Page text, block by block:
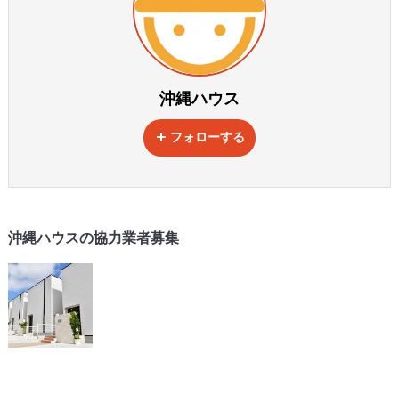
沖縄ハウス
フォローする
沖縄ハウスの協力業者募集